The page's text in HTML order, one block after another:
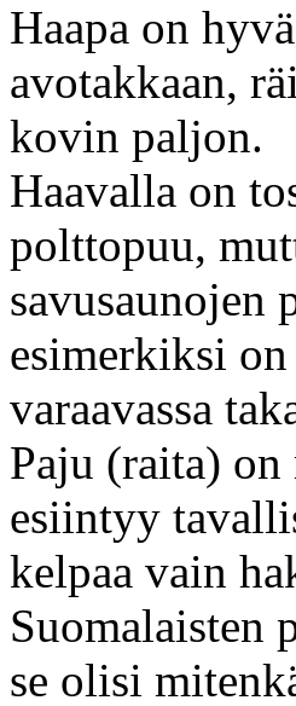
Haapa on
avotakkaan,
kovin paljon.
Haavalla on
polttopuu,
savusaunojen
esimerkiksi
varaavassa
Paju (raita)
esiintyy
kelpaa vain
Suomalaisten
se olisi